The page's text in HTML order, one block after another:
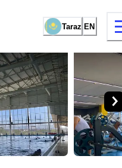
Taraz EN
Female